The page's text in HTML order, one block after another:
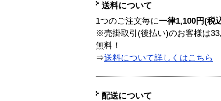
送料について
1つのご注文毎に一律1,100円(税
※売掛取引(後払い)のお客様は
無料！
⇒送料について詳しくはこちら
配送について